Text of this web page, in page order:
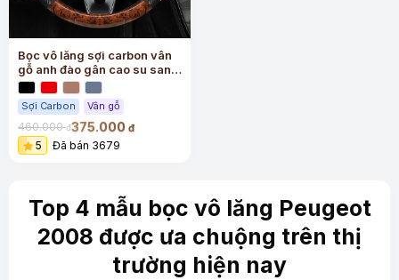
Bọc vô lăng sợi carbon vân
gỗ anh đào gân cao su sang
trọng
Sợi Carbon Vân gỗ
460.000đ375.000 đ
5 Đã bán 3679
Top 4 mẫu bọc vô lăng Peugeot
2008 được ưa chuộng trên thị
trường hiện nay